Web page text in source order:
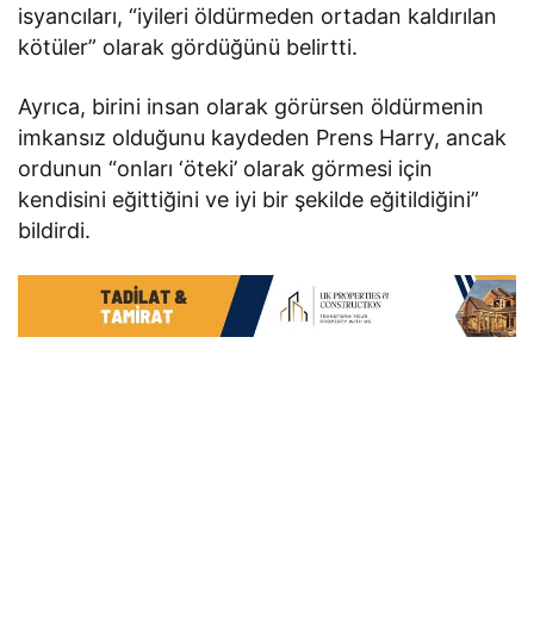
isyancıları, “iyileri öldürmeden ortadan kaldırılan
kötüler” olarak gördüğünü belirtti.
Ayrıca, birini insan olarak görürsen öldürmenin
imkansız olduğunu kaydeden Prens Harry, ancak
ordunun “onları ‘öteki’ olarak görmesi için
kendisini eğittiğini ve iyi bir şekilde eğitildiğini”
bildirdi.